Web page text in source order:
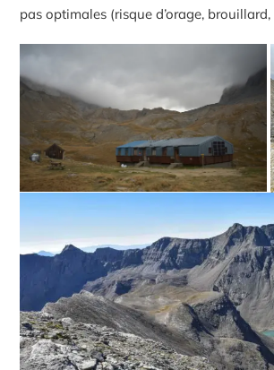
pas optimales (risque d’orage,